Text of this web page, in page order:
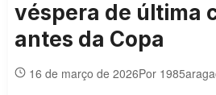
véspera de última
antes da Copa
16 de março de 2026Por